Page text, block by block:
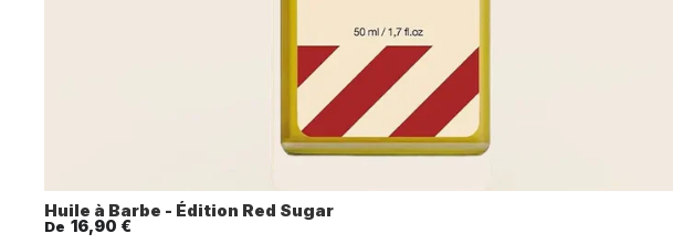
Huile à Barbe - Édition Red Sugar
De 16,90 €